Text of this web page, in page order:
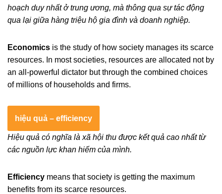
hoạch duy nhất ở trung ương, mà thông qua sự tác động
qua lại giữa hàng triệu hộ gia đình và doanh nghiệp.
Economics is the study of how society manages its scarce
resources. In most societies, resources are allocated not by
an all-powerful dictator but through the combined choices
of millions of households and firms.
hiệu quả – efficiency
Hiệu quả có nghĩa là xã hội thu được kết quả cao nhất từ
các nguồn lực khan hiếm của mình.
Efficiency means that society is getting the maximum
benefits from its scarce resources.